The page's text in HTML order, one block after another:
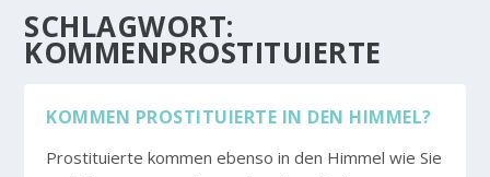
SCHLAGWORT:
KOMMENPROSTITUIERTE
KOMMEN PROSTITUIERTE IN DEN HIMMEL?
Prostituierte kommen ebenso in den Himmel wie Sie